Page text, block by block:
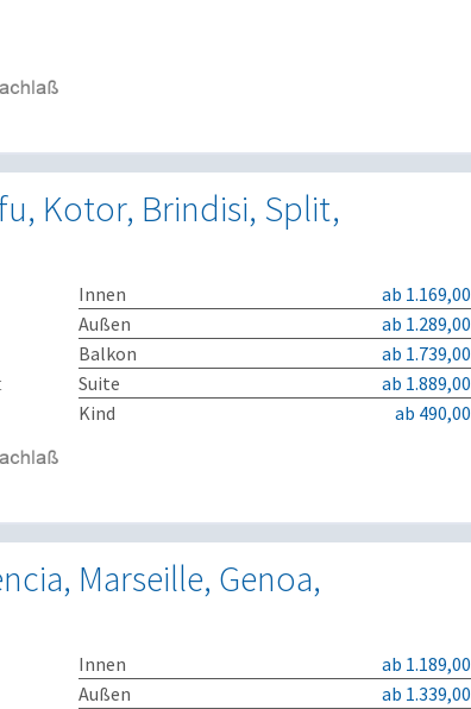
Kotor, Brindisi, Split,
Innen
ab
Außen
ab
Balkon
ab
Suite
ab
Kind
ab
Marseille, Genoa,
Innen
ab
Außen
ab